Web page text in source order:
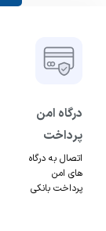
درگاه امن
پرداخت
اتصال به درگاه
های امن
پرداخت بانکی